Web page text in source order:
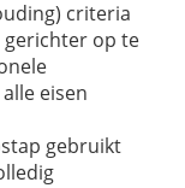
criteria
gerichter op te
eisen
gebruikt